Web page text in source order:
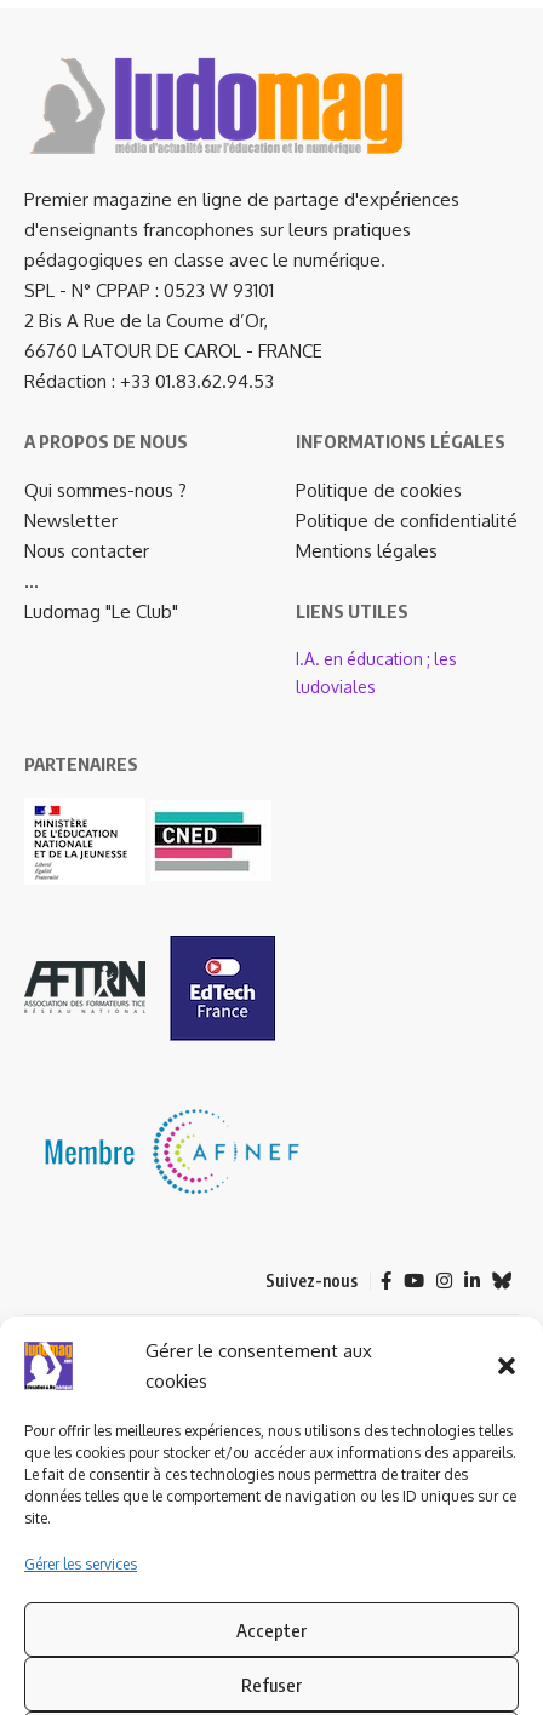
Gérer le consentement aux
cookies
Pour offrir les meilleures expériences, nous utilisons des technologies telles
que les cookies pour stocker et/ou accéder aux informations des appareils.
Le fait de consentir à ces technologies nous permettra de traiter des
données telles que le comportement de navigation ou les ID uniques sur ce
site.
Gérer les services
Accepter
Refuser
Premier magazine en ligne de partage d'expériences
d'enseignants francophones sur leurs pratiques
pédagogiques en classe avec le numérique.
SPL - N° CPPAP : 0523 W 93101
2 Bis A Rue de la Coume d’Or,
66760 LATOUR DE CAROL - FRANCE
Rédaction : +33 01.83.62.94.53
A PROPOS DE NOUS
Qui sommes-nous ?
Newsletter
Nous contacter
…
Ludomag "Le Club"
INFORMATIONS LÉGALES
Politique de cookies
Politique de confidentialité
Mentions légales
LIENS UTILES
I.A. en éducation ; les
ludoviales
PARTENAIRES
Suivez-nous
© 2023 ludomag.com édité et géré par WOOMEET SAS, powered by